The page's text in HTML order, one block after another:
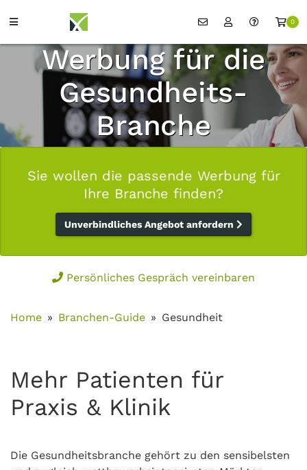
0
Werbung für die
Gesundheits-
Branche
Sie wollen die passende Werbung für
Ihre Branche finden?
Unverbindliches Angebot anfordern
Persönliches Gespräch vereinbaren
Home Branchen-Guide Gesundheit
Mehr Patienten für
Praxis & Klinik
Die Gesundheitsbranche gehört zu den sensibelsten